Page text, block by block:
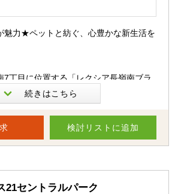
ざいましたら、お早めにお問合せくださ
に相違がある場合は、現況優先とさせて
検討リスト に追加
魅力★ペットと紡ぐ、心豊かな新生活を
7丁目に位置する「レクシア長嶺南ブラ
とした空間が、毎日の暮らしにゆとり
21セントラルパーク